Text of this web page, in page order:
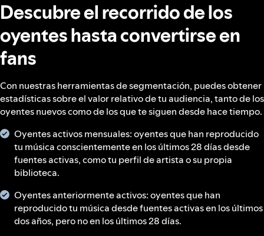
Descubre el recorrido de los
oyentes hasta convertirse en
fans
Con nuestras herramientas de segmentación, puedes obtener
estadísticas sobre el valor relativo de tu audiencia, tanto de los
oyentes nuevos como de los que te siguen desde hace tiempo.
Oyentes activos mensuales: oyentes que han reproducido
tu música conscientemente en los últimos 28 días desde
fuentes activas, como tu perfil de artista o su propia
biblioteca.
Oyentes anteriormente activos: oyentes que han
reproducido tu música desde fuentes activas en los últimos
dos años, pero no en los últimos 28 días.